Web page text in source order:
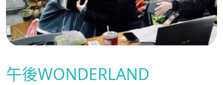
午後WONDERLAND